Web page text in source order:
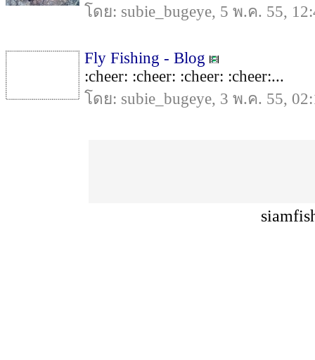
โดย: subie_bugeye, 5 พ.ค. 55,
Fly Fishing - Blog
:cheer: :cheer: :cheer: :cheer:...
โดย: subie_bugeye, 3 พ.ค. 55,